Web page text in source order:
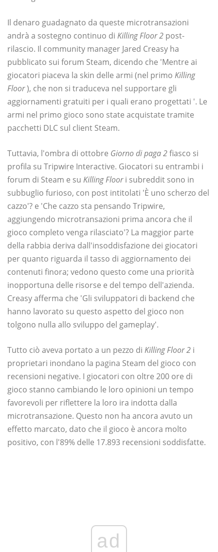
Il denaro guadagnato da queste microtransazioni
andrà a sostegno continuo di Killing Floor 2 post-
rilascio. Il community manager Jared Creasy ha
pubblicato sui forum Steam, dicendo che 'Mentre ai
giocatori piaceva la skin delle armi (nel primo Killing
Floor), che non si traduceva nel supportare gli
aggiornamenti gratuiti per i quali erano progettati '. Le
armi nel primo gioco sono state acquistate tramite
pacchetti DLC sul client Steam.
Tuttavia, l'ombra di ottobre Giorno di paga 2fiasco si
profila su Tripwire Interactive. Giocatori su entrambi i
forum di Steam e su Killing Floori subreddit sono in
subbuglio furioso, con post intitolati 'È uno scherzo del
cazzo'? e 'Che cazzo sta pensando Tripwire,
aggiungendo microtransazioni prima ancora che il
gioco completo venga rilasciato'? La maggior parte
della rabbia deriva dall'insoddisfazione dei giocatori
per quanto riguarda il tasso di aggiornamento dei
contenuti finora; vedono questo come una priorità
inopportuna delle risorse e del tempo dell'azienda.
Creasy afferma che 'Gli sviluppatori di backend che
hanno lavorato su questo aspetto del gioco non
tolgono nulla allo sviluppo del gameplay'.
Tutto ciò aveva portato a un pezzo di Killing Floor 2 i
proprietari inondano la pagina Steam del gioco con
recensioni negative. I giocatori con oltre 200 ore di
gioco stanno cambiando le loro opinioni un tempo
favorevoli per riflettere la loro ira indotta dalla
microtransazione. Questo non ha ancora avuto un
effetto marcato, dato che il gioco è ancora molto
positivo, con l'89% delle 17.893 recensioni soddisfatte.
ad